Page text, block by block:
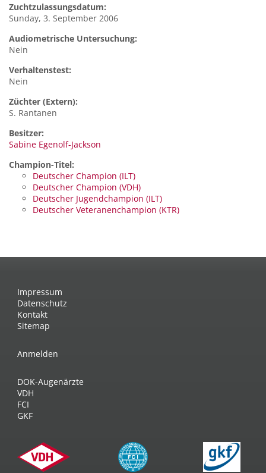
Zuchtzulassungsdatum:
Sunday, 3. September 2006
Audiometrische Untersuchung:
Nein
Verhaltenstest:
Nein
Züchter (Extern):
S. Rantanen
Besitzer:
Sabine Egenolf-Jackson
Champion-Titel:
Deutscher Champion (ILT)
Deutscher Champion (VDH)
Deutscher Jugendchampion (ILT)
Deutscher Veteranenchampion (KTR)
Impressum
Datenschutz
Kontakt
Sitemap
Anmelden
DOK-Augenärzte
VDH
FCI
GKF